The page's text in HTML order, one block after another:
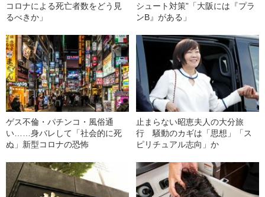
コロナによる死亡者数をどう見
るべきか」
シュート対策”「大阪には『プラ
ンB』がある」
ゲス不倫・パチンコ・風俗通
い……身バレして「社会的に死
ぬ」新型コロナの恐怖
止まらない昭恵夫人の大分旅
行 騒動のカギは「思想」「ス
ピリチュアル志向」か